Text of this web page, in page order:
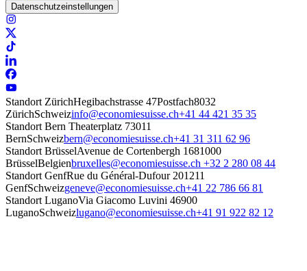
Datenschutzeinstellungen
Standort ZürichHegibachstrasse 47Postfach8032
ZürichSchweizinfo@economiesuisse.ch+41 44 421 35 35
Standort Bern Theaterplatz 73011
BernSchweizbern@economiesuisse.ch+41 31 311 62 96
Standort BrüsselAvenue de Cortenbergh 1681000
BrüsselBelgienbruxelles@economiesuisse.ch +32 2 280 08 44
Standort GenfRue du Général-Dufour 201211
GenfSchweizgeneve@economiesuisse.ch+41 22 786 66 81
Standort LuganoVia Giacomo Luvini 46900
LuganoSchweizlugano@economiesuisse.ch+41 91 922 82 12